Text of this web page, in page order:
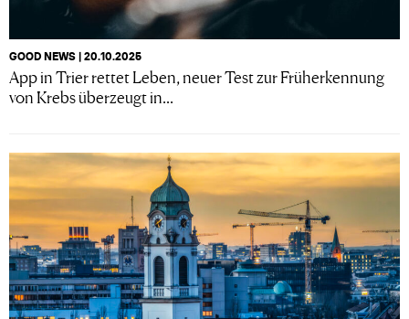
GOOD NEWS | 20.10.2025
App in Trier rettet Leben, neuer Test zur Früherkennung
von Krebs überzeugt in...